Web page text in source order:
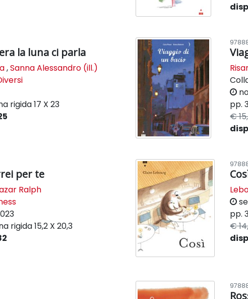
la luna ci parla
,Sanna Alessandro (ill.)
rigida17 X 23
pp.
€
per te
Ralph
rigida15,2 X 20,3
pp.
€